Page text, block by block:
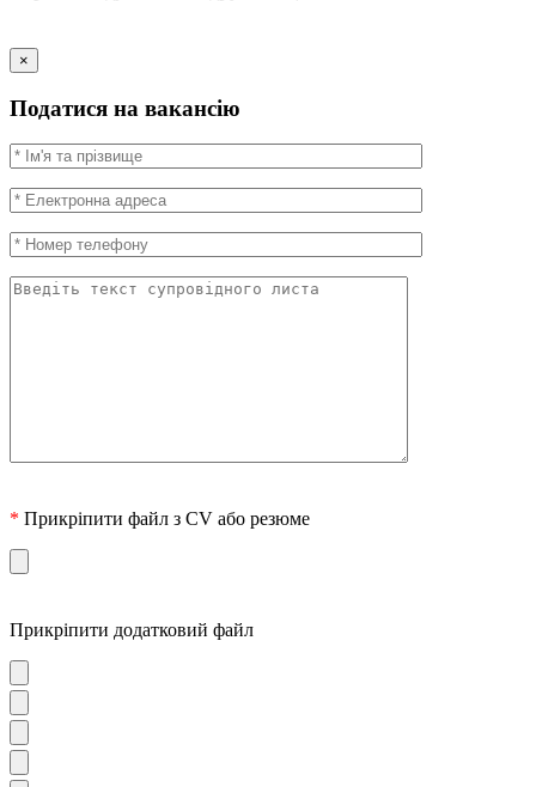
×
Податися на вакансію
* Прикріпити файл з CV або резюме
Прикріпити додатковий файл